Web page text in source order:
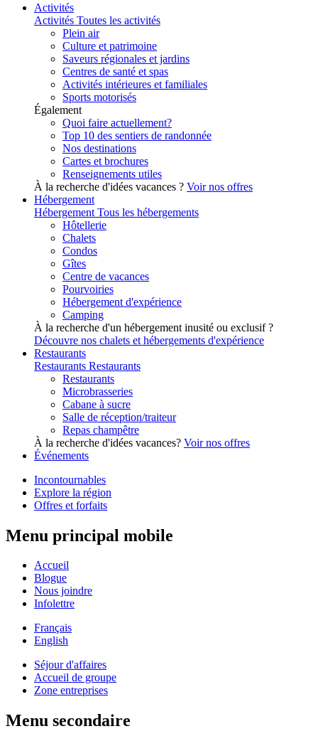
Activités
Activités Toutes les activités
Plein air
Culture et patrimoine
Saveurs régionales et jardins
Centres de santé et spas
Activités intérieures et familiales
Sports motorisés
Également
Quoi faire actuellement?
Top 10 des sentiers de randonnée
Nos destinations
Cartes et brochures
Renseignements utiles
À la recherche d'idées vacances ? Voir nos offres
Hébergement
Hébergement Tous les hébergements
Hôtellerie
Chalets
Condos
Gîtes
Centre de vacances
Pourvoiries
Hébergement d'expérience
Camping
À la recherche d'un hébergement inusité ou exclusif ?
Découvre nos chalets et hébergements d'expérience
Restaurants
Restaurants Restaurants
Restaurants
Microbrasseries
Cabane à sucre
Salle de réception/traiteur
Repas champêtre
À la recherche d'idées vacances? Voir nos offres
Événements
Incontournables
Explore la région
Offres et forfaits
Menu principal mobile
Accueil
Blogue
Nous joindre
Infolettre
Français
English
Séjour d'affaires
Accueil de groupe
Zone entreprises
Menu secondaire